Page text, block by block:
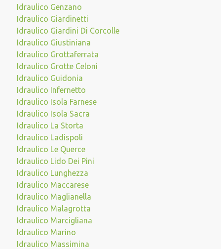
Idraulico Genzano
Idraulico Giardinetti
Idraulico Giardini Di Corcolle
Idraulico Giustiniana
Idraulico Grottaferrata
Idraulico Grotte Celoni
Idraulico Guidonia
Idraulico Infernetto
Idraulico Isola Farnese
Idraulico Isola Sacra
Idraulico La Storta
Idraulico Ladispoli
Idraulico Le Querce
Idraulico Lido Dei Pini
Idraulico Lunghezza
Idraulico Maccarese
Idraulico Maglianella
Idraulico Malagrotta
Idraulico Marcigliana
Idraulico Marino
Idraulico Massimina